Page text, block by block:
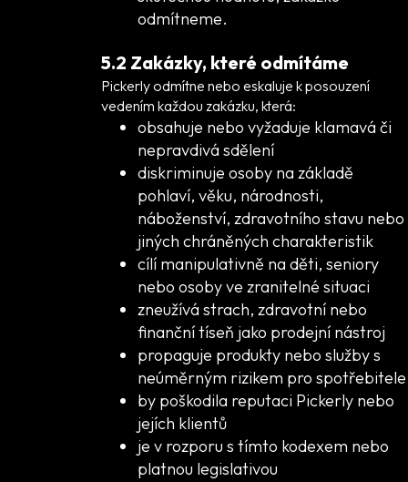
odmítneme.
5.2 Zakázky, které odmítáme
Pickerly odmítne nebo eskaluje k posouzení
vedením každou zakázku, která:
obsahuje nebo vyžaduje klamavá či
nepravdivá sdělení
diskriminuje osoby na základě
pohlaví, věku, národnosti,
náboženství, zdravotního stavu nebo
jiných chráněných charakteristik
cílí manipulativně na děti, seniory
nebo osoby ve zranitelné situaci
zneužívá strach, zdravotní nebo
finanční tíseň jako prodejní nástroj
propaguje produkty nebo služby s
neúměrným rizikem pro spotřebitele
by poškodila reputaci Pickerly nebo
jejích klientů
je v rozporu s tímto kodexem nebo
platnou legislativou